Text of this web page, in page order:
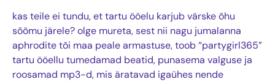
kas teile ei tundu, et tartu ööelu karjub värske õhu
sõõmu järele? olge mureta, sest nii nagu jumalanna
aphrodite tõi maa peale armastuse, toob “partygirl365”
tartu ööellu tumedamad beatid, punasema valguse ja
roosamad mp3-d, mis äratavad igaühes nende